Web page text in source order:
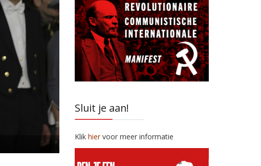
Sluit je aan!
Klik hiervoor meer informatie